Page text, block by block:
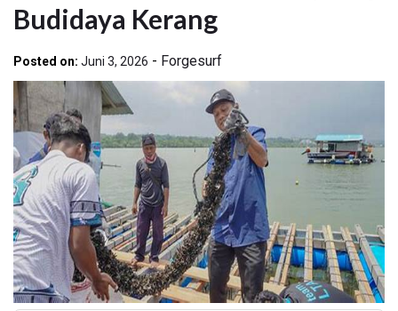
Budidaya Kerang
Posted on: Juni 3, 2026 - Forgesurf